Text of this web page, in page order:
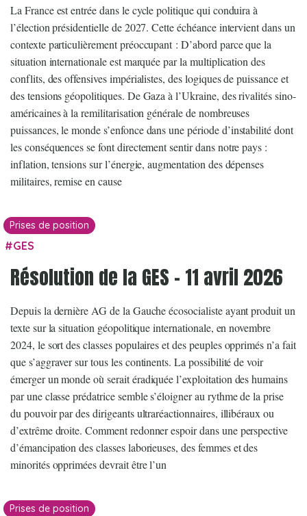
La France est entrée dans le cycle politique qui conduira à
l’élection présidentielle de 2027. Cette échéance intervient dans un
contexte particulièrement préoccupant : D’abord parce que la
situation internationale est marquée par la multiplication des
conflits, des offensives impérialistes, des logiques de puissance et
des tensions géopolitiques. De Gaza à l’Ukraine, des rivalités sino-
américaines à la remilitarisation générale de nombreuses
puissances, le monde s’enfonce dans une période d’instabilité dont
les conséquences se font directement sentir dans notre pays :
inflation, tensions sur l’énergie, augmentation des dépenses
militaires, remise en cause
Prises de position
GES
Résolution de la GES – 11 avril 2026
Depuis la dernière AG de la Gauche écosocialiste ayant produit un
texte sur la situation géopolitique internationale, en novembre
2024, le sort des classes populaires et des peuples opprimés n’a fait
que s’aggraver sur tous les continents. La possibilité de voir
émerger un monde où serait éradiquée l’exploitation des humains
par une classe prédatrice semble s’éloigner au rythme de la prise
du pouvoir par des dirigeants ultraréactionnaires, illibéraux ou
d’extrême droite. Comment redonner espoir dans une perspective
d’émancipation des classes laborieuses, des femmes et des
minorités opprimées devrait être l’un
Prises de position